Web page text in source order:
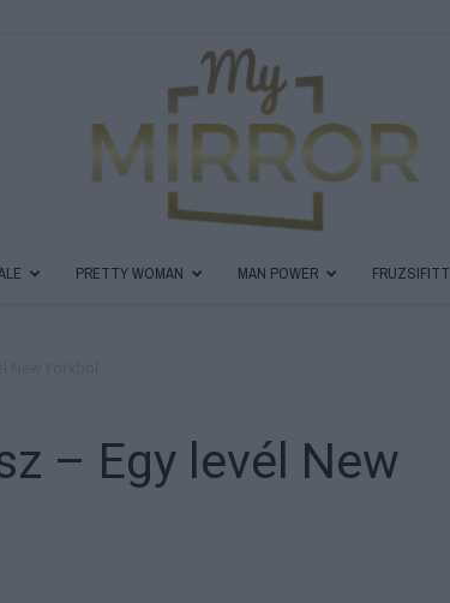
Magazin
PRETTY WOMAN MAN POWER FRUZSIFITT
– Egy levél New